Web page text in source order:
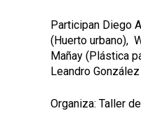
Participan Diego
(Huerto urbano),
Mañay (Plástica
Leandro
Organiza: Taller